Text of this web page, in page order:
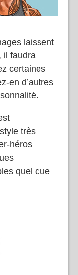
laissent
il faudra
certaines
en d’autres
très
héros
quel que